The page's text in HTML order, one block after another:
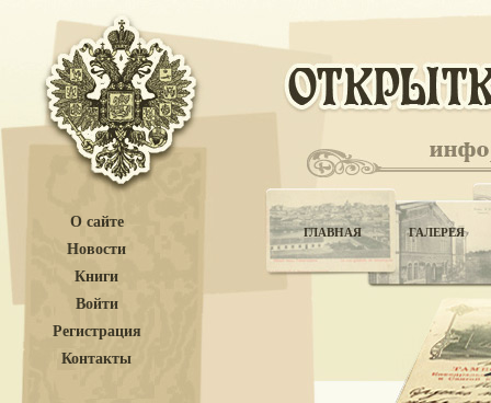
О сайте
Новости
Книги
Войти
Регистрация
Контакты
ГЛАВНАЯ ГАЛЕРЕЯ